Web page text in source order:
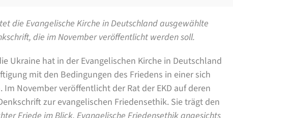
die Evangelische Kirche in Deutschland ausgewählte
die im November veröffentlicht werden soll.
Ukraine hat in der Evangelischen Kirche in Deutschland
mit den Bedingungen des Friedens in einer sich
November veröffentlicht der Rat der EKD auf deren
zur evangelischen Friedensethik. Sie trägt den